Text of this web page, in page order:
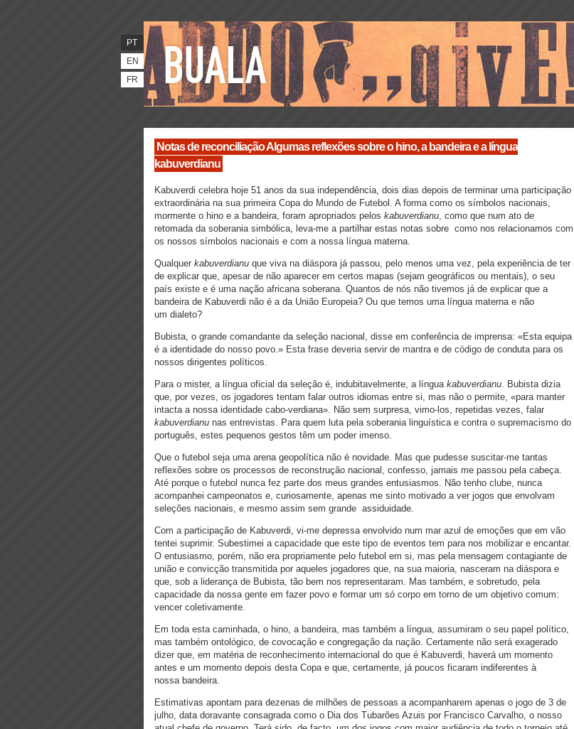
PT
EN
FR
Notas de reconciliação Algumas reflexões sobre o hino, a bandeira e a língua
kabuverdianu
Kabuverdi celebra hoje 51 anos da sua independência, dois dias depois de terminar uma participação
extraordinária na sua primeira Copa do Mundo de Futebol. A forma como os símbolos nacionais,
mormente o hino e a bandeira, foram apropriados pelos kabuverdianu, como que num ato de
retomada da soberania simbólica, leva-me a partilhar estas notas sobre como nos relacionamos com
os nossos símbolos nacionais e com a nossa língua materna.
Qualquer kabuverdianu que viva na diáspora já passou, pelo menos uma vez, pela experiência de ter
de explicar que, apesar de não aparecer em certos mapas (sejam geográficos ou mentais), o seu
país existe e é uma nação africana soberana. Quantos de nós não tivemos já de explicar que a
bandeira de Kabuverdi não é a da União Europeia? Ou que temos uma língua materna e não
um dialeto?
Bubista, o grande comandante da seleção nacional, disse em conferência de imprensa: «Esta equipa
é a identidade do nosso povo.» Esta frase deveria servir de mantra e de código de conduta para os
nossos dirigentes políticos.
Para o mister, a língua oficial da seleção é, indubitavelmente, a língua kabuverdianu. Bubista dizia
que, por vezes, os jogadores tentam falar outros idiomas entre si, mas não o permite, «para manter
intacta a nossa identidade cabo-verdiana». Não sem surpresa, vimo-los, repetidas vezes, falar
kabuverdianu nas entrevistas. Para quem luta pela soberania linguística e contra o supremacismo do
português, estes pequenos gestos têm um poder imenso.
Que o futebol seja uma arena geopolítica não é novidade. Mas que pudesse suscitar-me tantas
reflexões sobre os processos de reconstrução nacional, confesso, jamais me passou pela cabeça.
Até porque o futebol nunca fez parte dos meus grandes entusiasmos. Não tenho clube, nunca
acompanhei campeonatos e, curiosamente, apenas me sinto motivado a ver jogos que envolvam
seleções nacionais, e mesmo assim sem grande assiduidade.
Com a participação de Kabuverdi, vi-me depressa envolvido num mar azul de emoções que em vão
tentei suprimir. Subestimei a capacidade que este tipo de eventos tem para nos mobilizar e encantar.
O entusiasmo, porém, não era propriamente pelo futebol em si, mas pela mensagem contagiante de
união e convicção transmitida por aqueles jogadores que, na sua maioria, nasceram na diáspora e
que, sob a liderança de Bubista, tão bem nos representaram. Mas também, e sobretudo, pela
capacidade da nossa gente em fazer povo e formar um só corpo em torno de um objetivo comum:
vencer coletivamente.
Em toda esta caminhada, o hino, a bandeira, mas também a língua, assumiram o seu papel político,
mas também ontológico, de covocação e congregação da nação. Certamente não será exagerado
dizer que, em matéria de reconhecimento internacional do que é Kabuverdi, haverá um momento
antes e um momento depois desta Copa e que, certamente, já poucos ficaram indiferentes à
nossa bandeira.
Estimativas apontam para dezenas de milhões de pessoas a acompanharem apenas o jogo de 3 de
julho, data doravante consagrada como o Dia dos Tubarões Azuis por Francisco Carvalho, o nosso